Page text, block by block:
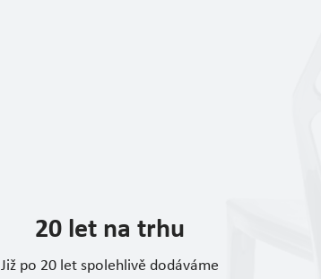
20 let na trhu
Již po 20 let spolehlivě dodáváme